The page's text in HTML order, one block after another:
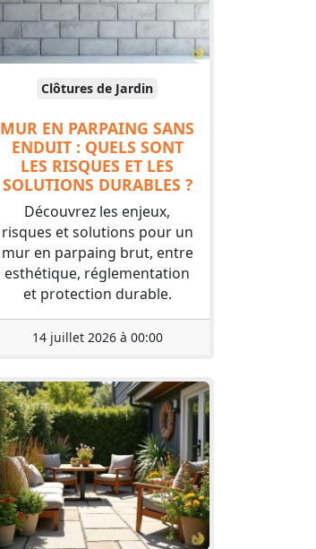
Clôtures de Jardin
MUR EN PARPAING SANS
ENDUIT : QUELS SONT
LES RISQUES ET LES
SOLUTIONS DURABLES ?
Découvrez les enjeux,
risques et solutions pour un
mur en parpaing brut, entre
esthétique, réglementation
et protection durable.
14 juillet 2026 à 00:00